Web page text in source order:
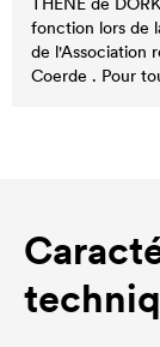
fonction lors de
de l'Association
Coerde . Pour